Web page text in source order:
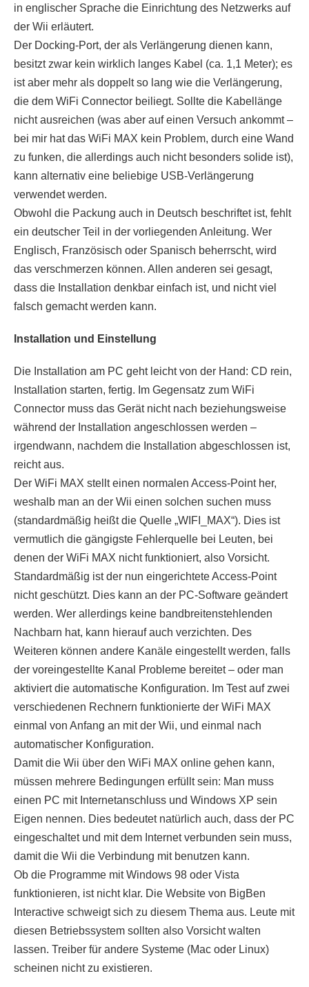
in englischer Sprache die Einrichtung des Netzwerks auf
der Wii erläutert.
Der Docking-Port, der als Verlängerung dienen kann,
besitzt zwar kein wirklich langes Kabel (ca. 1,1 Meter); es
ist aber mehr als doppelt so lang wie die Verlängerung,
die dem WiFi Connector beiliegt. Sollte die Kabellänge
nicht ausreichen (was aber auf einen Versuch ankommt –
bei mir hat das WiFi MAX kein Problem, durch eine Wand
zu funken, die allerdings auch nicht besonders solide ist),
kann alternativ eine beliebige USB-Verlängerung
verwendet werden.
Obwohl die Packung auch in Deutsch beschriftet ist, fehlt
ein deutscher Teil in der vorliegenden Anleitung. Wer
Englisch, Französisch oder Spanisch beherrscht, wird
das verschmerzen können. Allen anderen sei gesagt,
dass die Installation denkbar einfach ist, und nicht viel
falsch gemacht werden kann.
Installation und Einstellung
Die Installation am PC geht leicht von der Hand: CD rein,
Installation starten, fertig. Im Gegensatz zum WiFi
Connector muss das Gerät nicht nach beziehungsweise
während der Installation angeschlossen werden –
irgendwann, nachdem die Installation abgeschlossen ist,
reicht aus.
Der WiFi MAX stellt einen normalen Access-Point her,
weshalb man an der Wii einen solchen suchen muss
(standardmäßig heißt die Quelle „WIFI_MAX“). Dies ist
vermutlich die gängigste Fehlerquelle bei Leuten, bei
denen der WiFi MAX nicht funktioniert, also Vorsicht.
Standardmäßig ist der nun eingerichtete Access-Point
nicht geschützt. Dies kann an der PC-Software geändert
werden. Wer allerdings keine bandbreitenstehlenden
Nachbarn hat, kann hierauf auch verzichten. Des
Weiteren können andere Kanäle eingestellt werden, falls
der voreingestellte Kanal Probleme bereitet – oder man
aktiviert die automatische Konfiguration. Im Test auf zwei
verschiedenen Rechnern funktionierte der WiFi MAX
einmal von Anfang an mit der Wii, und einmal nach
automatischer Konfiguration.
Damit die Wii über den WiFi MAX online gehen kann,
müssen mehrere Bedingungen erfüllt sein: Man muss
einen PC mit Internetanschluss und Windows XP sein
Eigen nennen. Dies bedeutet natürlich auch, dass der PC
eingeschaltet und mit dem Internet verbunden sein muss,
damit die Wii die Verbindung mit benutzen kann.
Ob die Programme mit Windows 98 oder Vista
funktionieren, ist nicht klar. Die Website von BigBen
Interactive schweigt sich zu diesem Thema aus. Leute mit
diesen Betriebssystem sollten also Vorsicht walten
lassen. Treiber für andere Systeme (Mac oder Linux)
scheinen nicht zu existieren.